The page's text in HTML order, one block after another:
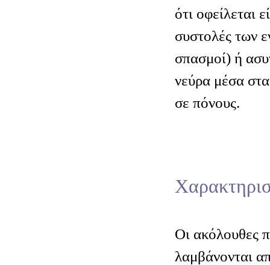
ότι οφείλεται
συστολές των
σπασμοί) ή
νεύρα μέσα
σε πόνους.
Οι ακόλουθες
λαμβάνονται